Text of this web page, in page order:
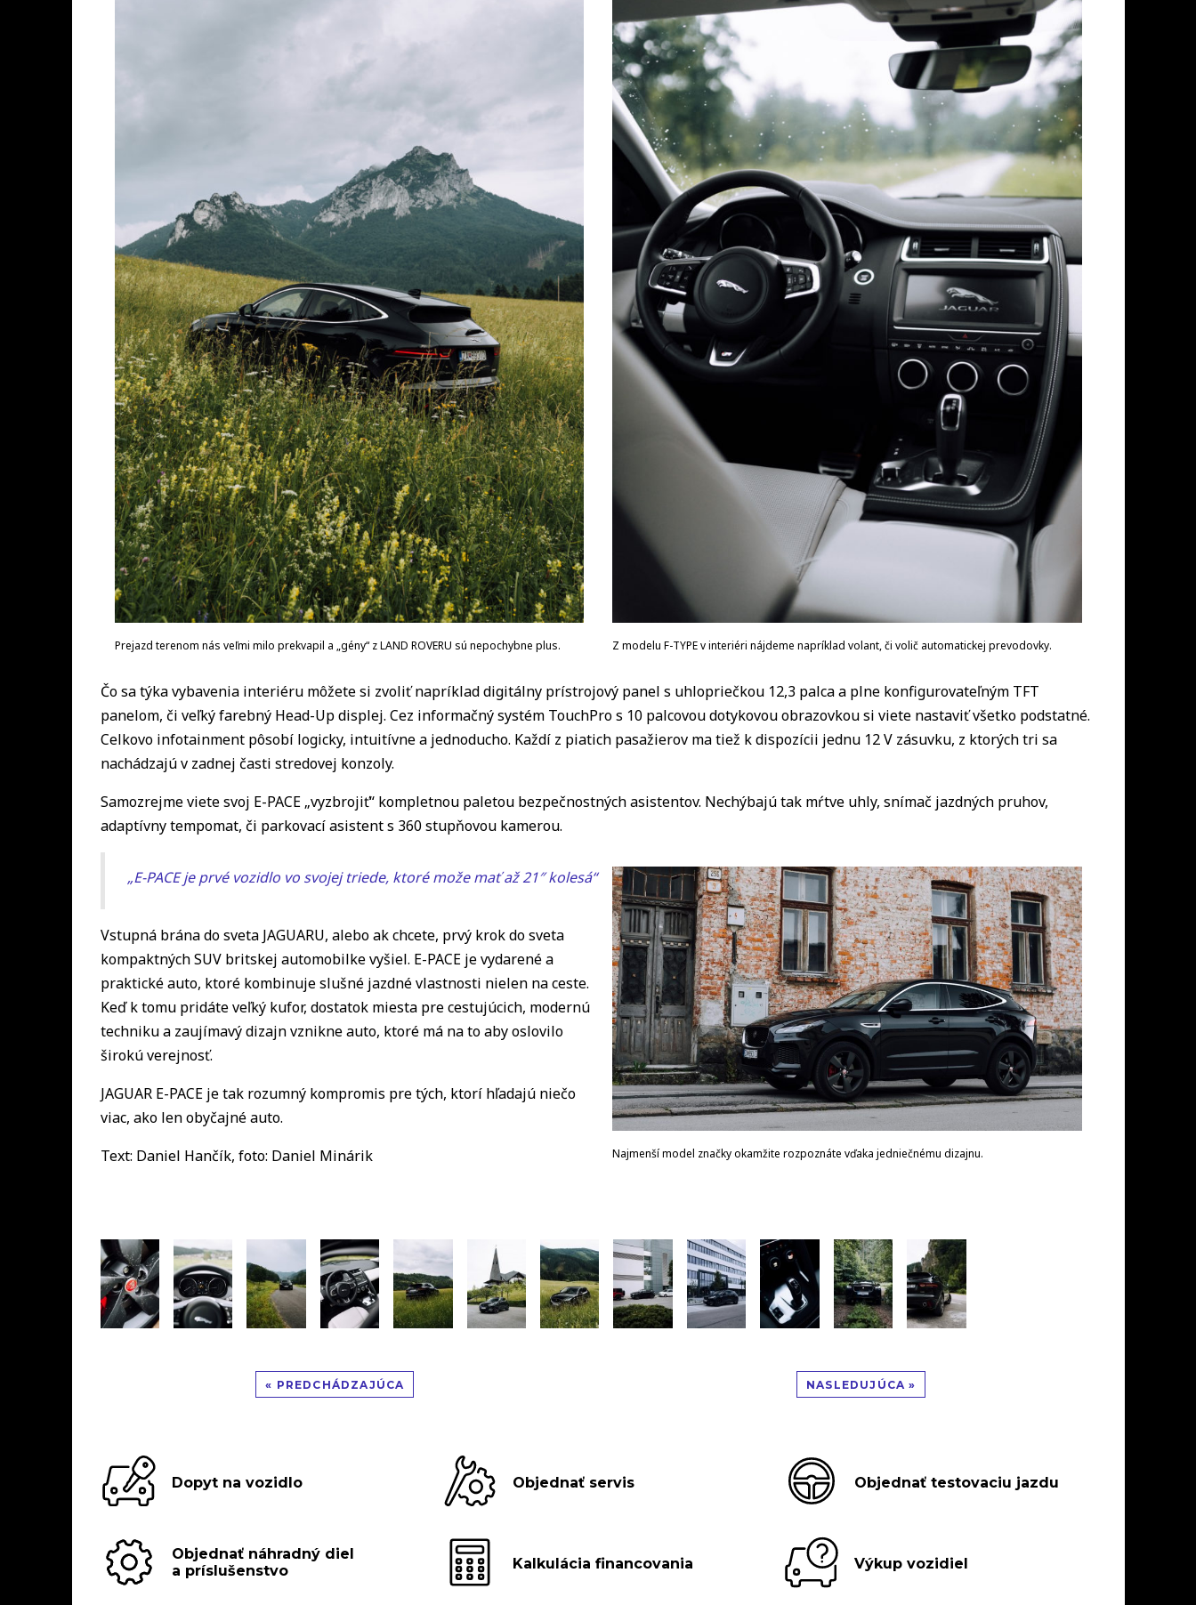
Z modelu F-TYPE v interiéri nájdeme napríklad volant, či volič automatickej prevodovky.
Prejazd terenom nás veľmi milo prekvapil a „gény“ z LAND ROVERU sú nepochybne plus.
Čo sa týka vybavenia interiéru môžete si zvoliť napríklad digitálny prístrojový panel s uhlopriečkou 12,3 palca a plne konfigurovateľným TFT
panelom, či veľký farebný Head-Up displej. Cez informačný systém TouchPro s 10 palcovou dotykovou obrazovkou si viete nastaviť všetko podstatné.
Celkovo infotainment pôsobí logicky, intuitívne a jednoducho. Každí z piatich pasažierov ma tiež k dispozícii jednu 12 V zásuvku, z ktorých tri sa
nachádzajú v zadnej časti stredovej konzoly.
Samozrejme viete svoj E-PACE „vyzbrojiť“ kompletnou paletou bezpečnostných asistentov. Nechýbajú tak mŕtve uhly, snímač jazdných pruhov,
adaptívny tempomat, či parkovací asistent s 360 stupňovou kamerou.
Najmenší model značky okamžite rozpoznáte vďaka jedniečnému dizajnu.
„E-PACE je prvé vozidlo vo svojej triede, ktoré može mať až 21″ kolesá“
Vstupná brána do sveta JAGUARU, alebo ak chcete, prvý krok do sveta
kompaktných SUV britskej automobilke vyšiel. E-PACE je vydarené a
praktické auto, ktoré kombinuje slušné jazdné vlastnosti nielen na ceste.
Keď k tomu pridáte veľký kufor, dostatok miesta pre cestujúcich, modernú
techniku a zaujímavý dizajn vznikne auto, ktoré má na to aby oslovilo
širokú verejnosť.
JAGUAR E-PACE je tak rozumný kompromis pre tých, ktorí hľadajú niečo
viac, ako len obyčajné auto.
Text: Daniel Hančík, foto: Daniel Minárik
« PREDCHÁDZAJÚCA NASLEDUJÚCA »
Dopyt na vozidlo Objednať servis Objednať testovaciu jazdu
Objednať náhradný diel
a príslušenstvo
Kalkulácia financovania Výkup vozidiel